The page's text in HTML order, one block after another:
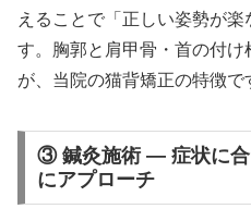
えることで「正しい姿勢が
す。胸郭と肩甲骨・首の付
が、当院の猫背矯正の特徴で
③ 鍼灸施術 — 症状に合
にアプローチ